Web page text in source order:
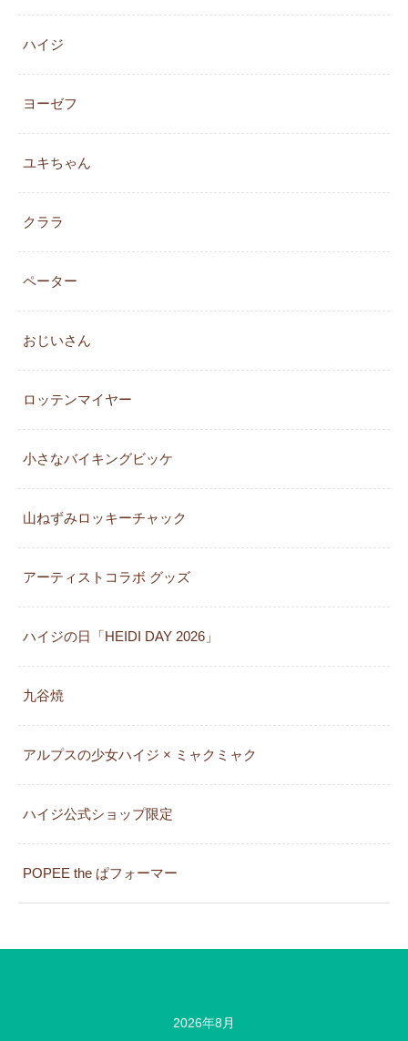
ハイジ
ヨーゼフ
ユキちゃん
クララ
ペーター
おじいさん
ロッテンマイヤー
小さなバイキングビッケ
山ねずみロッキーチャック
アーティストコラボ グッズ
ハイジの日「HEIDI DAY 2026」
九谷焼
アルプスの少女ハイジ × ミャクミャク
ハイジ公式ショップ限定
POPEE the ぱフォーマー
2026年8月